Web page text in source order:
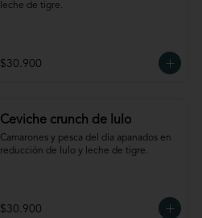
leche de tigre.
$30.900
Ceviche crunch de lulo
Camarones y pesca del día apanados en
reducción de lulo y leche de tigre.
$30.900